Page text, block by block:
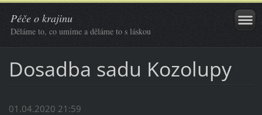
Péče o krajinu
Děláme to, co umíme a děláme to s láskou
Dosadba sadu Kozolupy
01.04.2020 21:59